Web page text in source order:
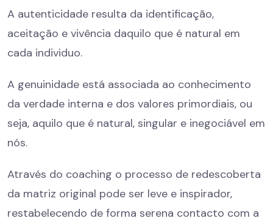
A autenticidade resulta da identificação,
aceitação e vivência daquilo que é natural em
cada individuo.
A genuinidade está associada ao conhecimento
da verdade interna e dos valores primordiais, ou
seja, aquilo que é natural, singular e inegociável em
nós.
Através do coaching o processo de redescoberta
da matriz original pode ser leve e inspirador,
restabelecendo de forma serena contacto com a